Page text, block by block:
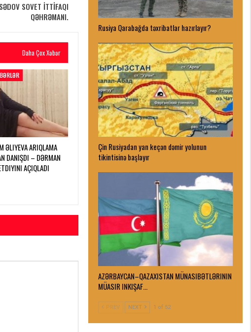
SOVET İTTİFAQI
QƏHRƏMANI.
Daha Çox Xəbər
ƏLIYEVA ARIQLAMA
DANIŞDI – DƏRMAN
AÇIQLADI
Rusiya Qarabağda təxribatlar hazırlayır?
Çin Rusiyadan yan keçən dəmir yolunun
tikintisinə başlayır
AZƏRBAYCAN–QAZAXISTAN MÜNASIBƏTLƏRININ
MÜASIR INKIŞAF…
PREV NEXT 1 of 52